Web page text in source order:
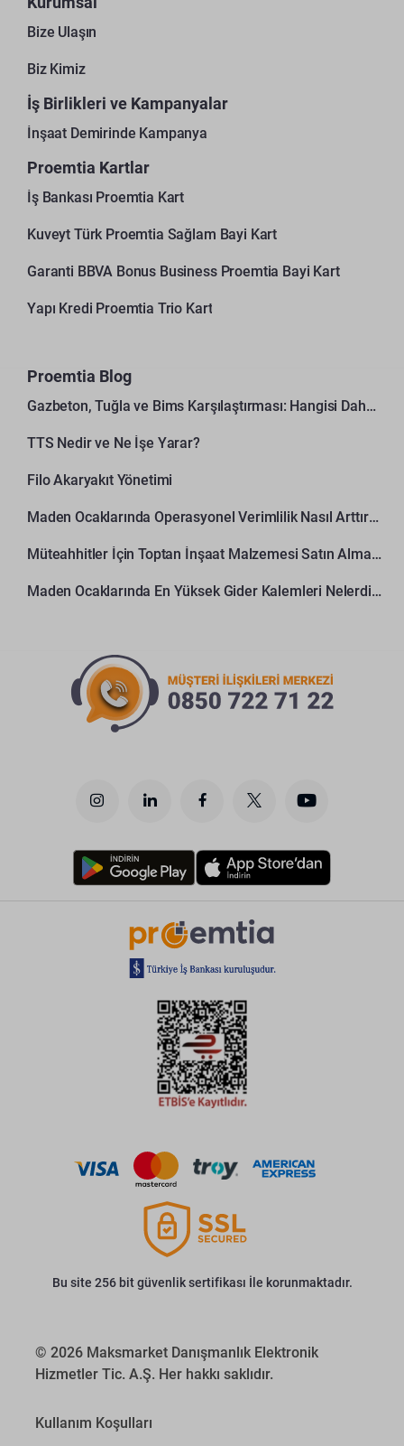
Bize Ulaşın
Biz Kimiz
İş Birlikleri ve Kampanyalar
İnşaat Demirinde Kampanya
Proemtia Kartlar
İş Bankası Proemtia Kart
Kuveyt Türk Proemtia Sağlam Bayi Kart
Garanti BBVA Bonus Business Proemtia Bayi Kart
Yapı Kredi Proemtia Trio Kart
Proemtia Blog
Gazbeton, Tuğla ve Bims Karşılaştırması: Hangisi Daha Avantajlı?
TTS Nedir ve Ne İşe Yarar?
Filo Akaryakıt Yönetimi
Maden Ocaklarında Operasyonel Verimlilik Nasıl Arttırılır?
Müteahhitler İçin Toptan İnşaat Malzemesi Satın Alma Rehberi
Maden Ocaklarında En Yüksek Gider Kalemleri Nelerdir?
Bu site 256 bit güvenlik sertifikası İle korunmaktadır.
© 2026 Maksmarket Danışmanlık Elektronik
Hizmetler Tic. A.Ş. Her hakkı saklıdır.
Kullanım Koşulları